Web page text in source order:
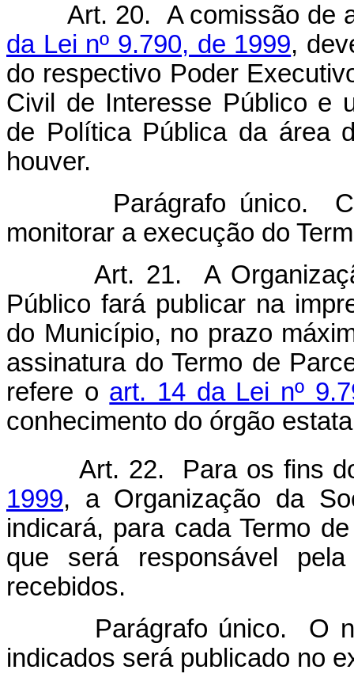
Art. 20. A comissão de
da Lei nº 9.790, de 1999,
do respectivo Poder
Civil de Interesse Público e
de Política Pública da área
houver.
Parágrafo único.
monitorar a execução do
Art. 21. A
Público fará publicar na
do Município, no prazo
assinatura do Termo de
refere o art. 14 da Lei nº
conhecimento do órgão
Art. 22. Para os fins
1999, a Organização da
indicará, para cada Termo
que será responsável
recebidos.
Parágrafo único. O
indicados será publicado no